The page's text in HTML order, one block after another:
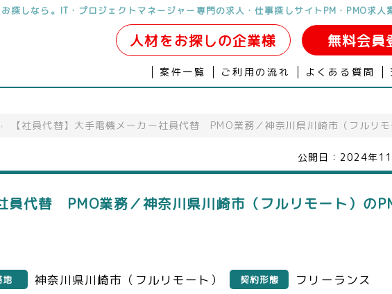
探しなら。IT・プロジェクトマネージャー専門の求人・仕事探しサイトPM・PMO求人
人材をお探しの企業様 無料会員
案件一覧 ご利用の流れ よくある質問
› 【社員代替】大手電機メーカー社員代替 PMO業務／神奈川県川崎市（フルリモ
公開日： 2024年
員代替 PMO業務／神奈川県川崎市（フルリモート）の
地 神奈川県川崎市（フルリモート） 契約形態 フリーランス